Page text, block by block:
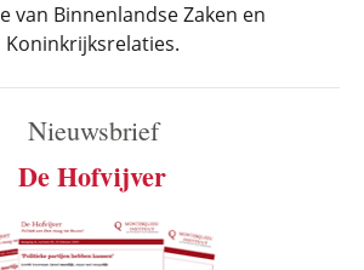
van Binnenlandse Zaken en
Koninkrijksrelaties.
Nieuwsbrief
De Hofvijver